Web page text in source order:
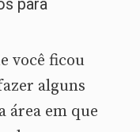
você ficou
alguns
área em que